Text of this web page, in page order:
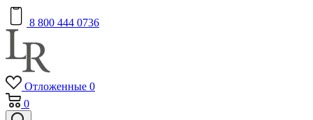
8 800 444 0736
Отложенные 0
0